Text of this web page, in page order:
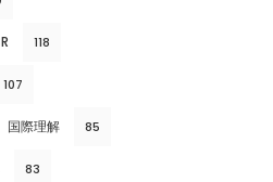
118
107
国際理解 85
83